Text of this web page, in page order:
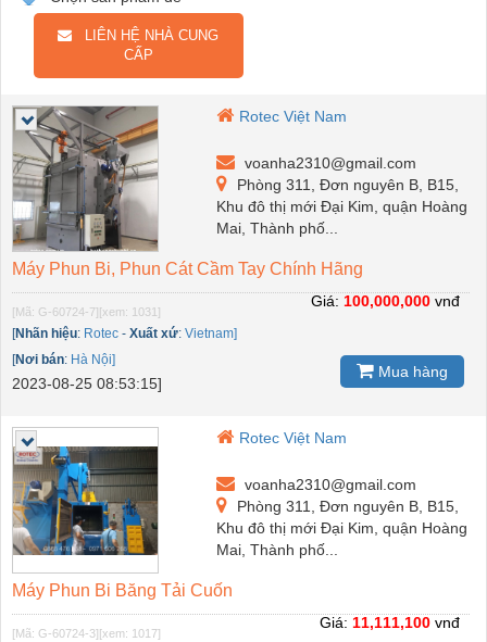
LIÊN HỆ NHÀ CUNG
CẤP
Rotec Việt Nam
voanha2310@gmail.com
Phòng 311, Đơn nguyên B, B15,
Khu đô thị mới Đại Kim, quận Hoàng
Mai, Thành phố...
Máy Phun Bi, Phun Cát Cầm Tay Chính Hãng
[Mã: G-60724-7] [xem: 1031]
[Nhãn hiệu: Rotec - Xuất xứ: Vietnam]
[Nơi bán: Hà Nội]
2023-08-25 08:53:15]
Giá: 100,000,000 vnđ
Mua hàng
Rotec Việt Nam
voanha2310@gmail.com
Phòng 311, Đơn nguyên B, B15,
Khu đô thị mới Đại Kim, quận Hoàng
Mai, Thành phố...
Máy Phun Bi Băng Tải Cuốn
[Mã: G-60724-3] [xem: 1017]
Giá: 11,111,100 vnđ